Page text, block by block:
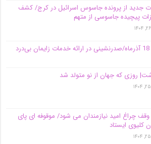
جدید از پرونده جاسوس اسرائیل در کرج/‌ کشف
پیچیده جاسوسی از متهم
روزی که جهان از نو متولد شد
چراغ امید نیازمندان می شود/ موقوفه ای پای
کلیوی ایستاد